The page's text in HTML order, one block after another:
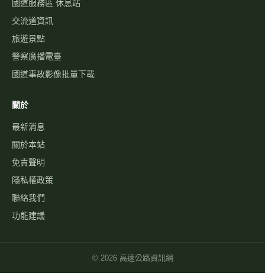
國道服務區 休息站
交流道資訊
旅遊景點
警察廣播電臺
國道事故影像批量下載
關於
最新消息
關於本站
免責聲明
隱私權政策
聯絡我們
功能建議
© 2026高速公路資訊網